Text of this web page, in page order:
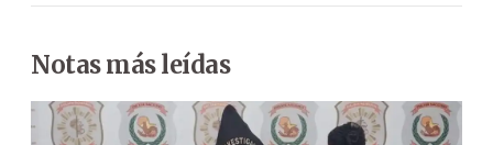
Notas más leídas